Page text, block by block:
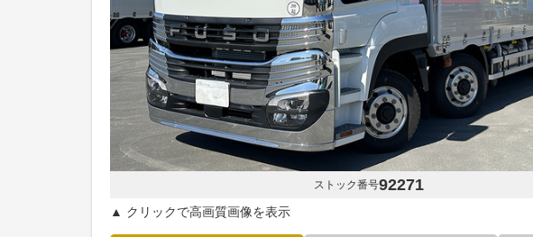
ストック番号92271
▲ クリックで高画質画像を表示